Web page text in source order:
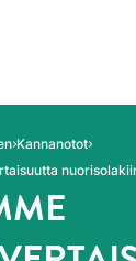
Kannanotot